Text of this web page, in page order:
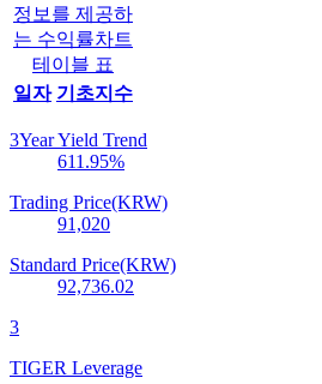
정보를 제공하
는 수익률차트
테이블 표
일자 기초지수
3Year Yield Trend
611.95%
Trading Price(KRW)
91,020
Standard Price(KRW)
92,736.02
3
TIGER Leverage